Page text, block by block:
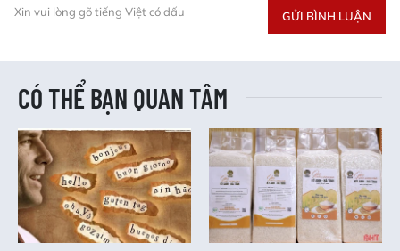
Xin vui lòng gõ tiếng Việt có dấu GỬI BÌNH LUẬN
CÓ THỂ BẠN QUAN TÂM